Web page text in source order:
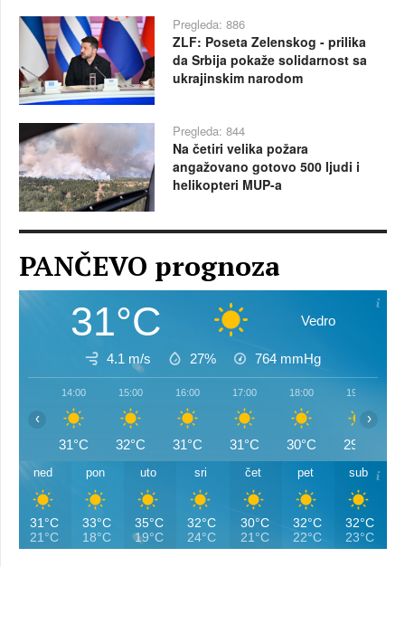
Pregleda: 886
ZLF: Poseta Zelenskog - prilika
da Srbija pokaže solidarnost sa
ukrajinskim narodom
Pregleda: 844
Na četiri velika požara
angažovano gotovo 500 ljudi i
helikopteri MUP-a
PANČEVO prognoza
31°C Vedro
4.1 m/s 27% 764 mmHg
14:00
31°C
15:00
32°C
16:00
31°C
17:00
31°C
18:00
30°C
19:00
29°C
‹ ›
ned
31°C
21°C
pon
33°C
18°C
uto
35°C
19°C
sri
32°C
24°C
čet
30°C
21°C
pet
32°C
22°C
sub
32°C
23°C